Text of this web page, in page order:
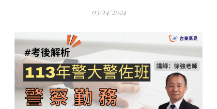
03/14/2024